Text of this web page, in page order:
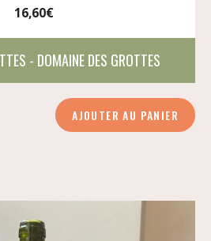
16,60€
- DOMAINE DES GROTTES
AJOUTER AU PANIER